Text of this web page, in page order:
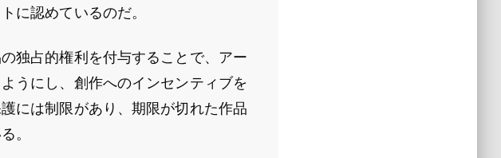
に認めているのだ。
独占的権利を付与することで、アー
うにし、創作へのインセンティブを
には制限があり、期限が切れた作品
。